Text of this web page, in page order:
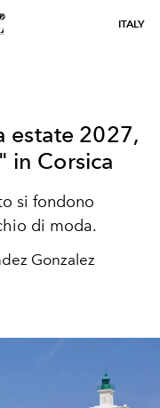
ITALY
estate 2027,
in Corsica
si fondono
di moda.
Gonzalez